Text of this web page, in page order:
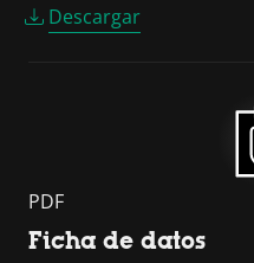
Descargar
PDF
Ficha de datos